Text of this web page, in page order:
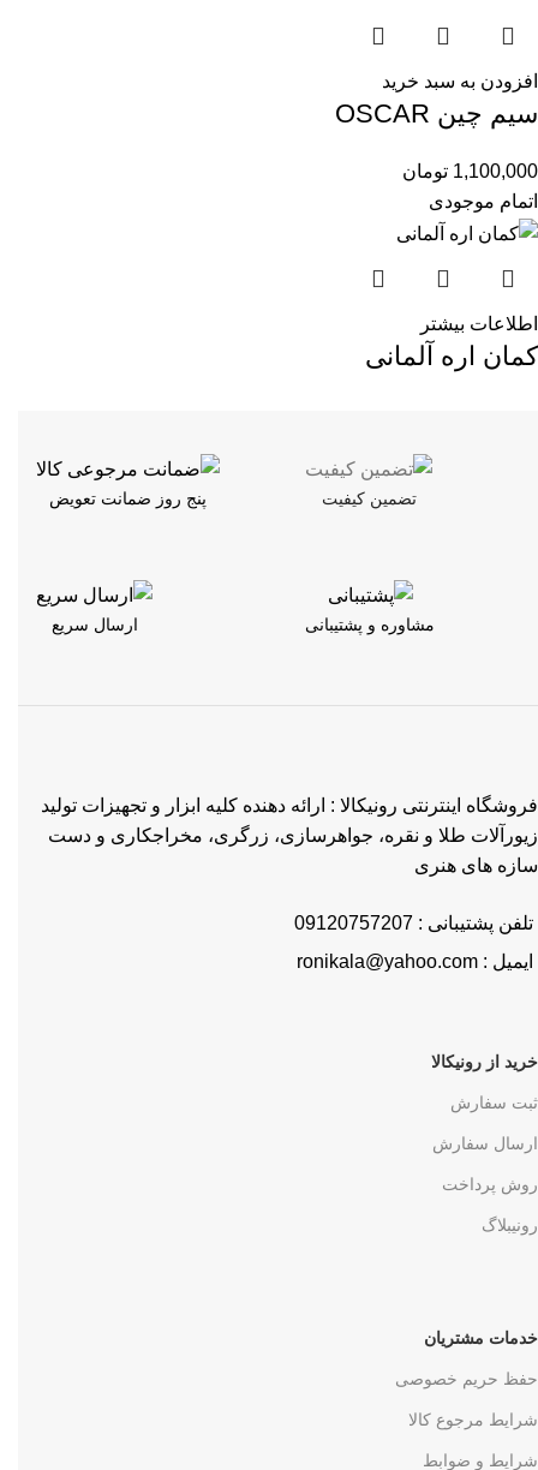
افزودن به سبد خرید
سیم چین OSCAR
1,100,000 تومان
اتمام موجودی
اطلاعات بیشتر
کمان اره آلمانی
تضمین کیفیت پنج روز ضمانت تعویض
مشاوره و پشتیبانی ارسال سریع
فروشگاه اینترنتی رونیکالا : ارائه دهنده کلیه ابزار و تجهیزات تولید
زیورآلات طلا و نقره، جواهرسازی، زرگری، مخراجکاری و دست
سازه های هنری
تلفن پشتیبانی : 09120757207
ایمیل : ronikala@yahoo.com
خرید از رونیکالا
ثبت سفارش
ارسال سفارش
روش پرداخت
رونیبلاگ
خدمات مشتریان
حفظ حریم خصوصی
شرایط مرجوع کالا
شرایط و ضوابط